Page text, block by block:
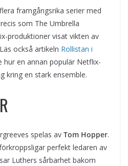
framgångsrika serier med
som The Umbrella
produktioner visat vikten av
också artikeln Rollistan i
hur en annan populär Netflix-
kring en stark ensemble.
spelas av Tom Hopper.
perfekt ledaren av
Luthers sårbarhet bakom